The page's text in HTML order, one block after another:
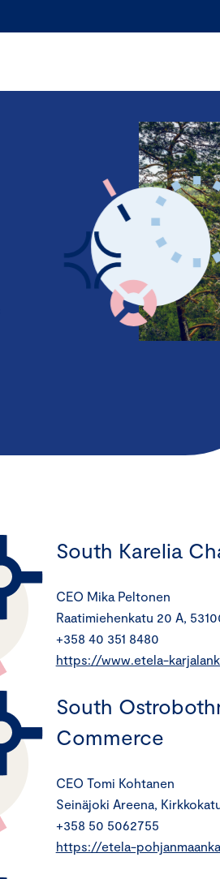
South Karelia
CEO Mika Peltonen
Raatimiehenkatu 20 A,
+358 40 351 8480
https://www.etela-
South
Commerce
CEO Tomi Kohtanen
Seinäjoki Areena,
+358 50 5062755
https://etela-